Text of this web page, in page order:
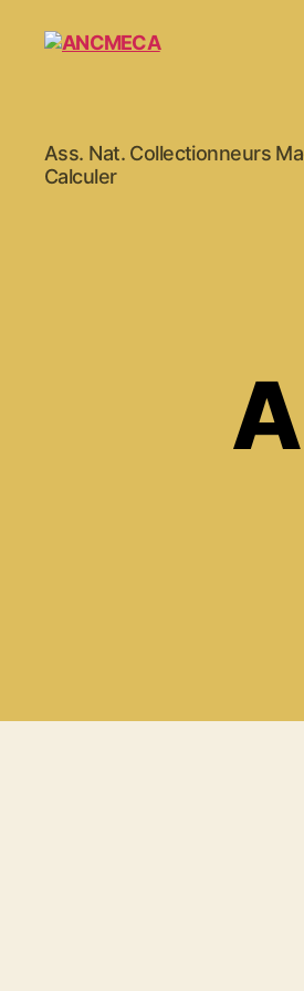
ANCMECA
Ass. Nat. Collectionneurs
Calculer